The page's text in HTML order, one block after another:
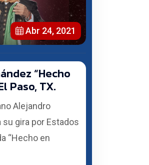
Abr 24, 2021
“Hecho
Paso, TX.
Alejandro
gira por Estados
“Hecho en